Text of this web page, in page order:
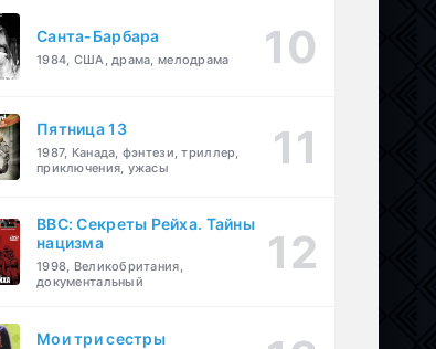
Санта-Барбара
1984, США, драма, мелодрама
Пятница 13
1987, Канада, фэнтези, триллер,
приключения, ужасы
BBC: Секреты Рейха. Тайны
нацизма
1998, Великобритания,
документальный
Мои три сестры